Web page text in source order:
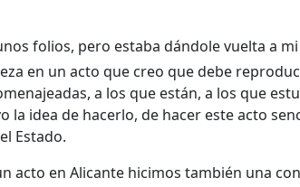
folios, pero estaba dándole vuelta a
en un acto que creo que debe
a los que están, a los que
la idea de hacerlo, de hacer este acto
Estado.
acto en Alicante hicimos también una